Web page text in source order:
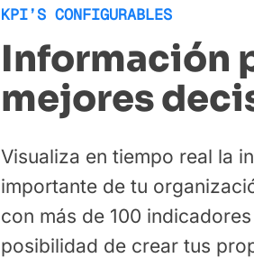
KPI’S CONFIGURABLES
Información
mejores
Visualiza en tiempo real la
importante de tu
con más de 100
posibilidad de crear tus